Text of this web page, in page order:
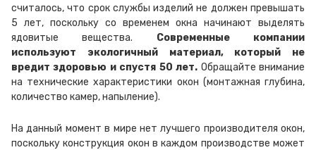
считалось, что срок службы изделий не должен превышать
5 лет, поскольку со временем окна начинают выделять
ядовитые вещества. Современные компании
используют экологичный материал, который не
вредит здоровью и спустя 50 лет. Обращайте внимание
на технические характеристики окон (монтажная глубина,
количество камер, напыление).
На данный момент в мире нет лучшего производителя окон,
поскольку конструкция окон в каждом производстве может